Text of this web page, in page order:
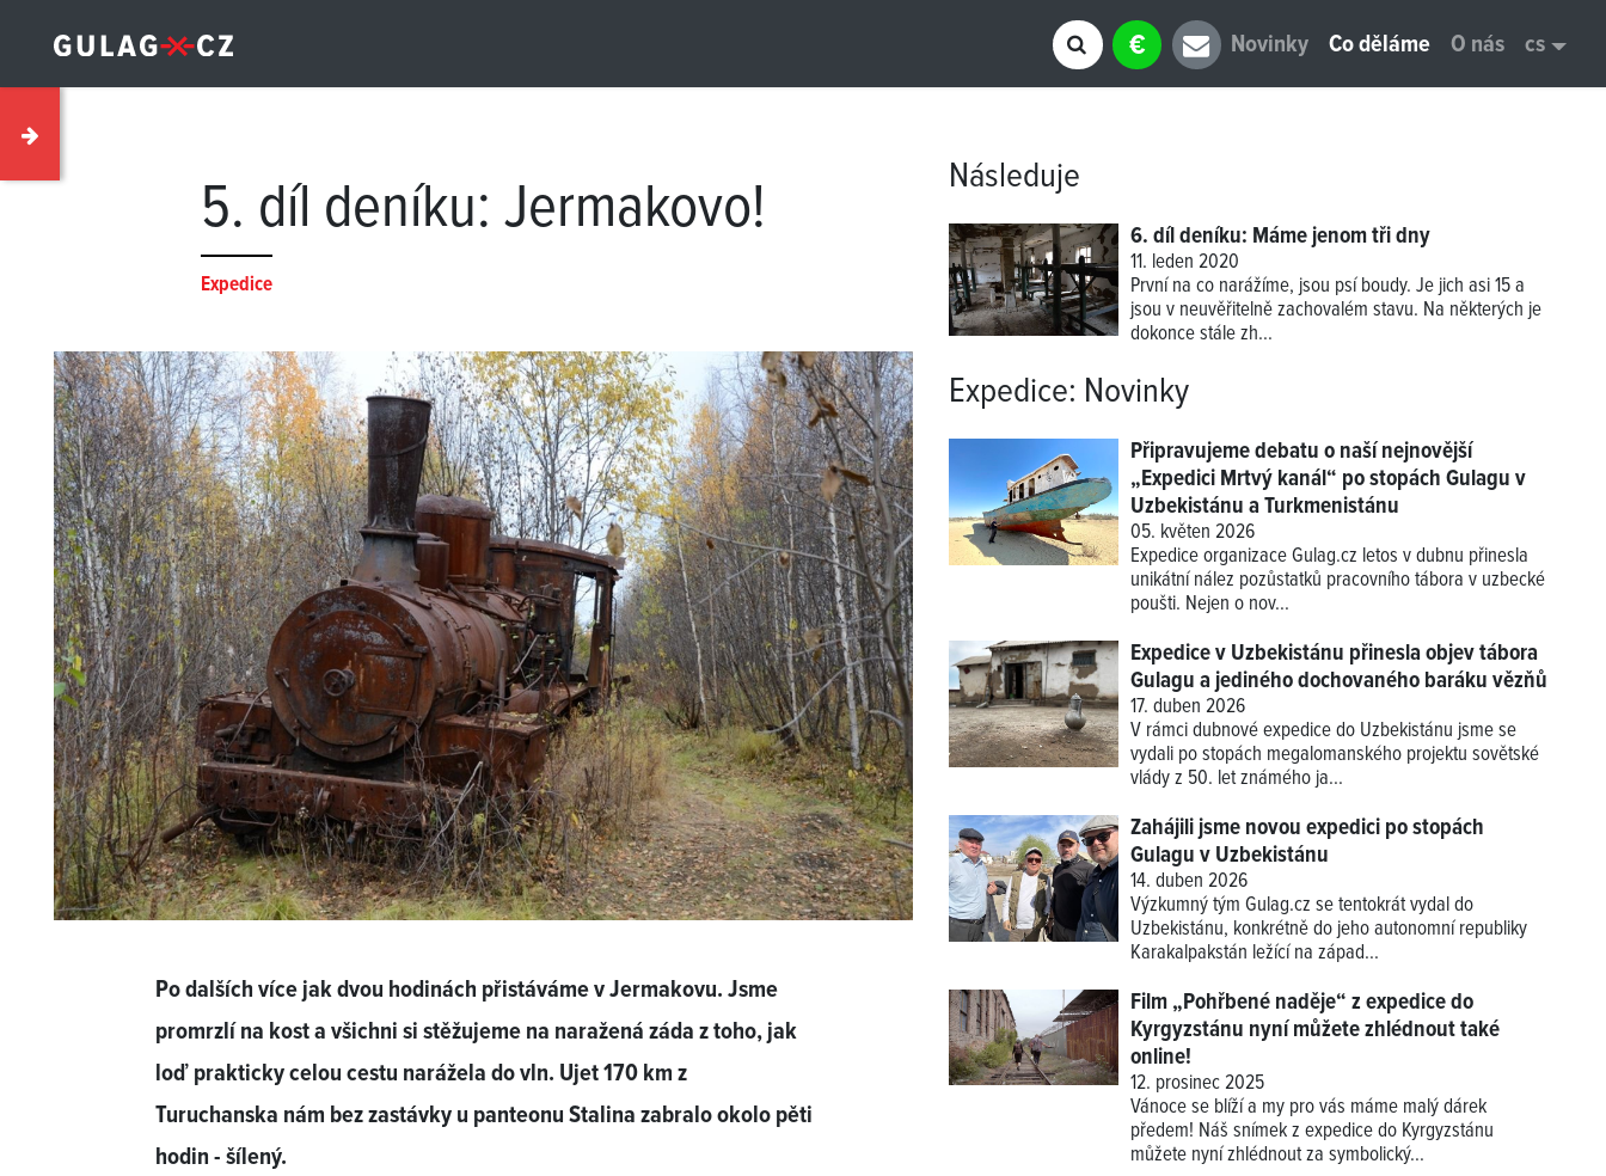
€ Novinky Co děláme O nás cs
5. díl deníku: Jermakovo!
Expedice
Po dalších více jak dvou hodinách přistáváme v Jermakovu. Jsme
promrzlí na kost a všichni si stěžujeme na naražená záda z toho, jak
loď prakticky celou cestu narážela do vln. Ujet 170 km z
Turuchanska nám bez zastávky u panteonu Stalina zabralo okolo pěti
hodin - šílený.
Následuje
6. díl deníku: Máme jenom tři dny
11. leden 2020
První na co narážíme, jsou psí boudy. Je jich asi 15 a
jsou v neuvěřitelně zachovalém stavu. Na některých je
dokonce stále zh...
Expedice: Novinky
Připravujeme debatu o naší nejnovější
„Expedici Mrtvý kanál“ po stopách Gulagu v
Uzbekistánu a Turkmenistánu
05. květen 2026
Expedice organizace Gulag.cz letos v dubnu přinesla
unikátní nález pozůstatků pracovního tábora v uzbecké
poušti. Nejen o nov...
Expedice v Uzbekistánu přinesla objev tábora
Gulagu a jediného dochovaného baráku vězňů
17. duben 2026
V rámci dubnové expedice do Uzbekistánu jsme se
vydali po stopách megalomanského projektu sovětské
vlády z 50. let známého ja...
Zahájili jsme novou expedici po stopách
Gulagu v Uzbekistánu
14. duben 2026
Výzkumný tým Gulag.cz se tentokrát vydal do
Uzbekistánu, konkrétně do jeho autonomní republiky
Karakalpakstán ležící na západ...
Film „Pohřbené naděje“ z expedice do
Kyrgyzstánu nyní můžete zhlédnout také
online!
12. prosinec 2025
Vánoce se blíží a my pro vás máme malý dárek
předem! Náš snímek z expedice do Kyrgyzstánu
můžete nyní zhlédnout za symbolický...